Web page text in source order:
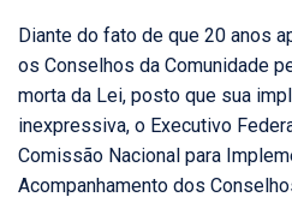
Diante do fato de que 20 anos
os Conselhos da Comunidade
morta da Lei, posto que sua
inexpressiva, o Executivo
Comissão Nacional para
Acompanhamento dos